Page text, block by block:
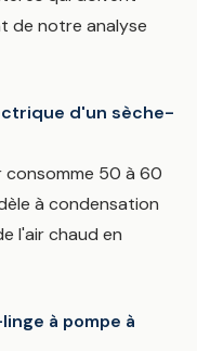
de notre analyse
d'un sèche-
consomme 50 à 60
à condensation
l'air chaud en
à pompe à